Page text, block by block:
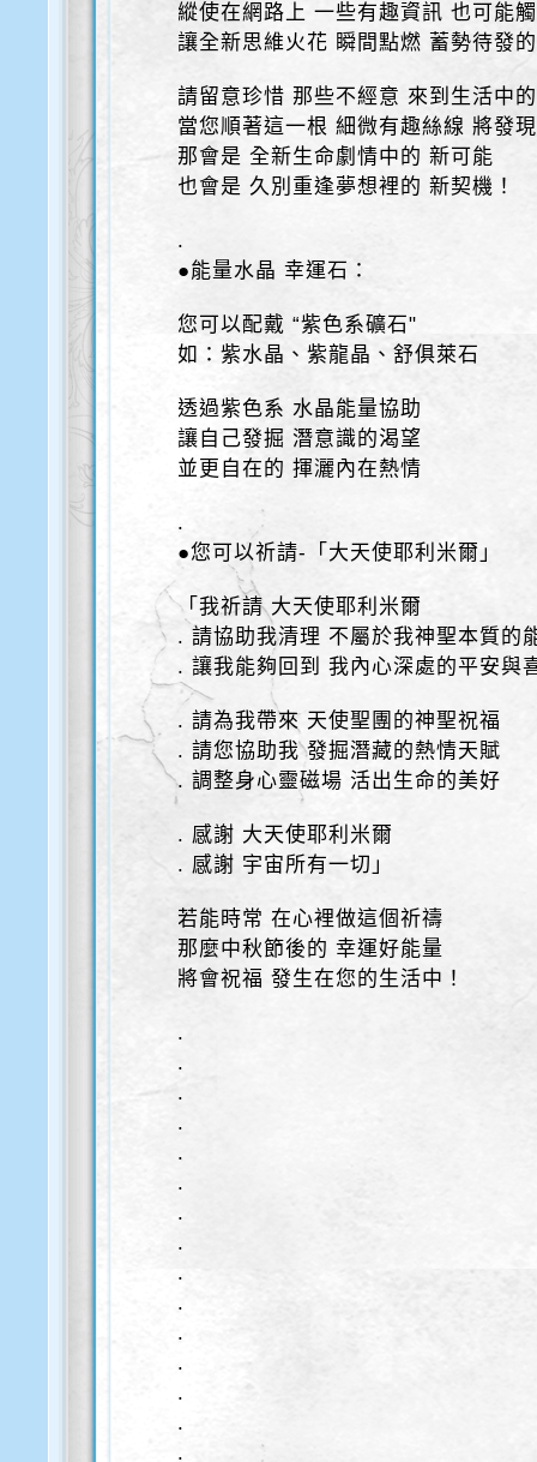
縱使在網路上 一些有趣資訊 也可能
讓全新思維火花 瞬間點燃 蓄勢待發
請留意珍惜 那些不經意 來到生活中
當您順著這一根 細微有趣絲線 將發
那會是 全新生命劇情中的 新可能
也會是 久別重逢夢想裡的 新契機！
.
●能量水晶 幸運石：
您可以配戴 “紫色系礦石"
如：紫水晶、紫龍晶、舒俱萊石
透過紫色系 水晶能量協助
讓自己發掘 潛意識的渴望
並更自在的 揮灑內在熱情
.
●您可以祈請-「大天使耶利米爾」
「我祈請 大天使耶利米爾
. 請協助我清理 不屬於我神聖本質的
. 讓我能夠回到 我內心深處的平安與
. 請為我帶來 天使聖團的神聖祝福
. 請您協助我 發掘潛藏的熱情天賦
. 調整身心靈磁場 活出生命的美好
. 感謝 大天使耶利米爾
. 感謝 宇宙所有一切」
若能時常 在心裡做這個祈禱
那麼中秋節後的 幸運好能量
將會祝福 發生在您的生活中！
.
.
.
.
.
.
.
.
.
.
.
.
.
.
.